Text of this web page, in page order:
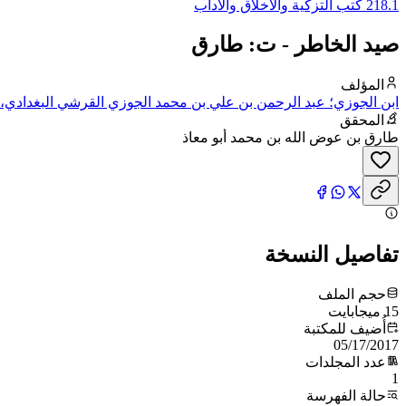
218.1 كتب التزكية والأخلاق والآداب
صيد الخاطر - ت: طارق
المؤلف
ابن الجوزي؛ عبد الرحمن بن علي بن محمد الجوزي القرشي البغدادي،
المحقق
طارق بن عوض الله بن محمد أبو معاذ
تفاصيل النسخة
حجم الملف
15 ميجابايت
أُضيف للمكتبة
05/17/2017
عدد المجلدات
1
حالة الفهرسة